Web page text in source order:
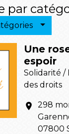
par
Une
espoir
Solidarité /
des droits
location_on
298
07800